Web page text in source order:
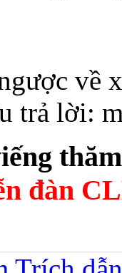
về
trả lời:
đàn